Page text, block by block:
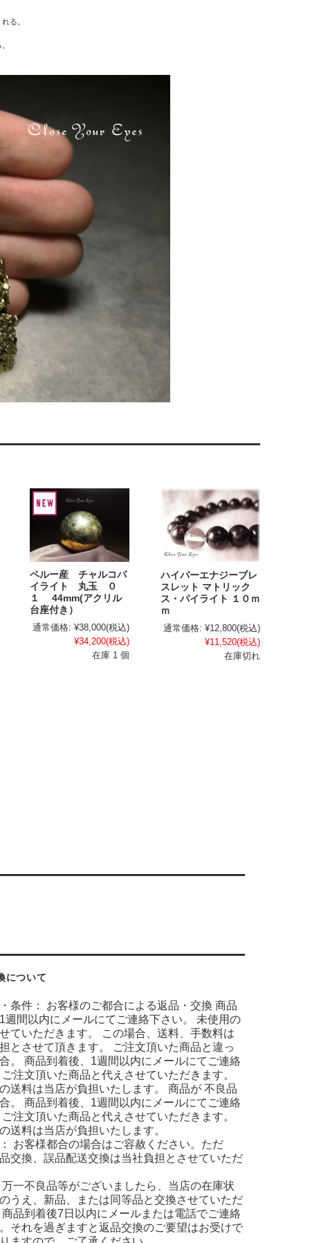
る。
ペルー産 チャルコパ
イライト 丸玉 ０
１ 44mm(アクリル
台座付き）
通常価格: ¥38,000(税込)
¥34,200(税込)
在庫 1 個
ハイパーエナジーブレ
スレット マトリック
ス・パイライト １０ｍ
ｍ
通常価格: ¥12,800(税込)
¥11,520(税込)
在庫切れ
について
条件： お客様のご都合による返品・交換 商品
週間以内にメールにてご連絡下さい。 未使用の
ていただきます。 この場合、送料、手数料は
とさせて頂きます。 ご注文頂いた商品と違っ
。 商品到着後、1週間以内にメールにてご連絡
注文頂いた商品と代えさせていただきます。
送料は当店が負担いたします。 商品が 不良品
。 商品到着後、1週間以内にメールにてご連絡
注文頂いた商品と代えさせていただきます。
送料は当店が負担いたします。
お客様都合の場合はご容赦ください。ただ
交換、誤品配送交換は当社負担とさせていただ
一不良品等がございましたら、当店の在庫状
うえ、新品、または同等品と交換させていただ
品到着後7日以内にメールまたは電話でご連絡
それを過ぎますと返品交換のご要望はお受けで